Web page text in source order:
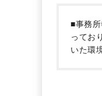
■事務
ってお
いた環